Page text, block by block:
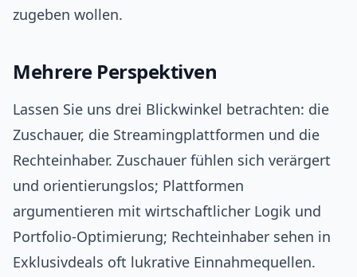
zugeben wollen.
Mehrere Perspektiven
Lassen Sie uns drei Blickwinkel betrachten: die
Zuschauer, die Streamingplattformen und die
Rechteinhaber. Zuschauer fühlen sich verärgert
und orientierungslos; Plattformen
argumentieren mit wirtschaftlicher Logik und
Portfolio‑Optimierung; Rechteinhaber sehen in
Exklusivdeals oft lukrative Einnahmequellen.